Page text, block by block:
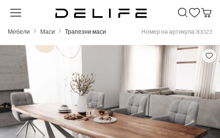
Преминете към основното съдържание
Мебели Маси Трапезни маси Номер на артикула 30023
Пропуснете галерия с изображения